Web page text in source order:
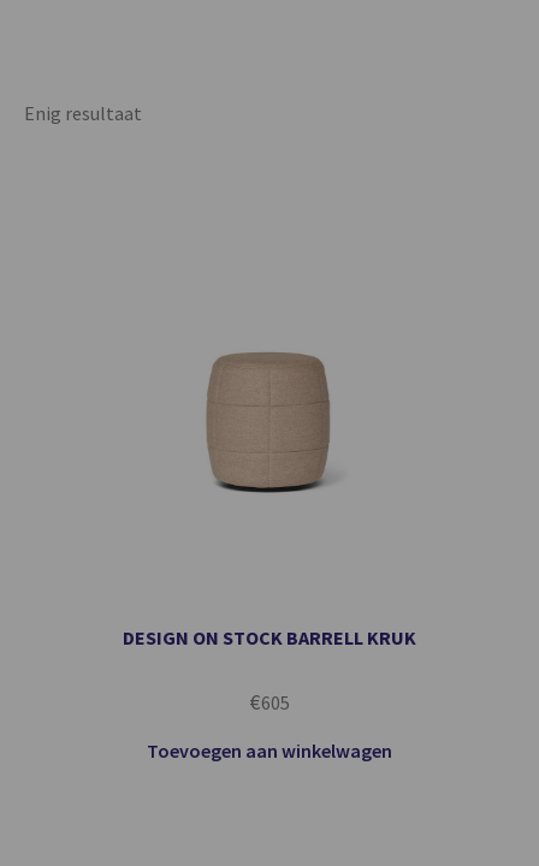
Enig resultaat
DESIGN ON STOCK BARRELL KRUK
€605
Toevoegen aan winkelwagen